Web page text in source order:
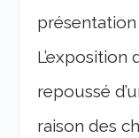
L’exposition
repoussé
raison des